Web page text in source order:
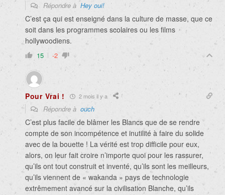
Répondre à Hey oui!
C’est ça qui est enseigné dans la culture de masse, que ce
soit dans les programmes scolaires ou les films
hollywoodiens.
15 -2
Pour Vrai ! 2 mois il y a
Répondre à ouch
C’est plus facile de blâmer les Blancs que de se rendre
compte de son incompétence et inutilité à faire du solide
avec de la bouette ! La vérité est trop difficile pour eux,
alors, on leur fait croire n’importe quoi pour les rassurer,
qu’ils ont tout construit et inventé, qu’ils sont les meilleurs,
qu’ils viennent de « wakanda » pays de technologie
extrêmement avancé sur la civilisation Blanche, qu’ils